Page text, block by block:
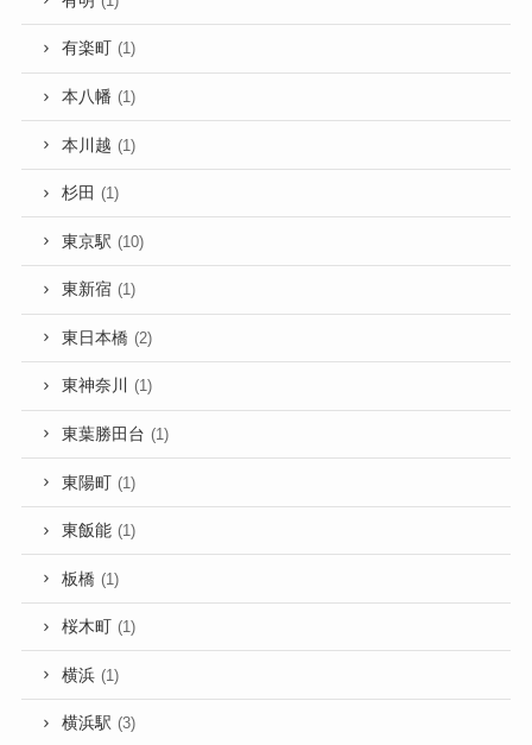
有楽町 (1)
本八幡 (1)
本川越 (1)
杉田 (1)
東京駅 (10)
東新宿 (1)
東日本橋 (2)
東神奈川 (1)
東葉勝田台 (1)
東陽町 (1)
東飯能 (1)
板橋 (1)
桜木町 (1)
横浜 (1)
横浜駅 (3)